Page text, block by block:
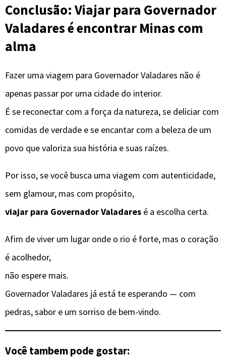
Conclusão: Viajar para Governador
Valadares é encontrar Minas com
alma
Fazer uma viagem para Governador Valadares não é
apenas passar por uma cidade do interior.
É se reconectar com a força da natureza, se deliciar com
comidas de verdade e se encantar com a beleza de um
povo que valoriza sua história e suas raízes.
Por isso, se você busca uma viagem com autenticidade,
sem glamour, mas com propósito,
viajar para Governador Valadares é a escolha certa.
Afim de viver um lugar onde o rio é forte, mas o coração
é acolhedor,
não espere mais.
Governador Valadares já está te esperando — com
pedras, sabor e um sorriso de bem-vindo.
Você tambem pode gostar: